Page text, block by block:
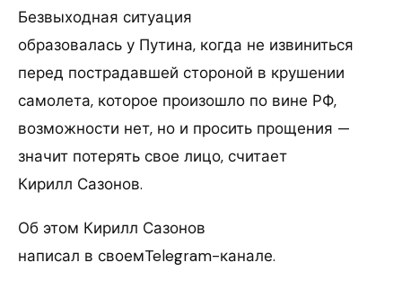
Безвыходная ситуация
образовалась у Путина, когда не извиниться
перед пострадавшей стороной в крушении
самолета, которое произошло по вине РФ,
возможности нет, но и просить прощения —
значит потерять свое лицо, считает
Кирилл Сазонов.
Об этом Кирилл Сазонов
написал в своемTelegram-канале.